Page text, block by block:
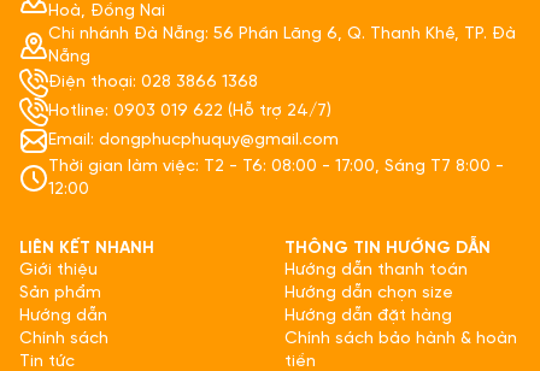
Hoà, Đồng Nai
Chi nhánh Đà Nẵng: 56 Phần Lăng 6, Q. Thanh Khê, TP. Đà
Nẵng
Điện thoại: 028 3866 1368
Hotline: 0903 019 622 (Hỗ trợ 24/7)
Email: dongphucphuquy@gmail.com
Thời gian làm việc: T2 - T6: 08:00 - 17:00, Sáng T7 8:00 -
12:00
LIÊN KẾT NHANH
Giới thiệu
Sản phẩm
Hướng dẫn
Chính sách
Tin tức
THÔNG TIN HƯỚNG DẪN
Hướng dẫn thanh toán
Hướng dẫn chọn size
Hướng dẫn đặt hàng
Chính sách bảo hành & hoàn
tiền